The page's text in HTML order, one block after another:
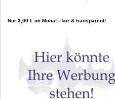
Nur 3,00 € im Monat - fair & transparent!